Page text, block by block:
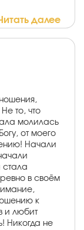
далее
то, что
молилась
от моего
Начали
стала
в своём
к
и любит
Никогда не